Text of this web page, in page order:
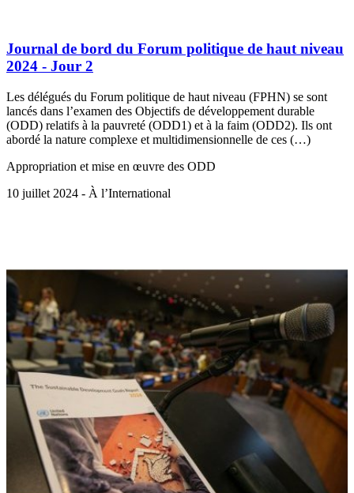
Journal de bord du Forum politique de haut niveau
2024 - Jour 2
Les délégués du Forum politique de haut niveau (FPHN) se sont
lancés dans l’examen des Objectifs de développement durable
(ODD) relatifs à la pauvreté (ODD1) et à la faim (ODD2). Ils ont
abordé la nature complexe et multidimensionnelle de ces (…)
Appropriation et mise en œuvre des ODD
10 juillet 2024 - À l’International